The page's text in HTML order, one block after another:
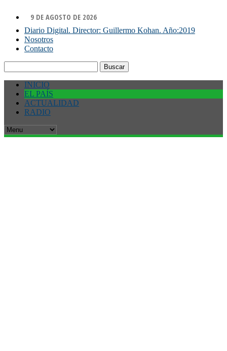
9 DE AGOSTO DE 2026
Diario Digital. Director: Guillermo Kohan. Año:2019
Nosotros
Contacto
INICIO
EL PAÍS
ACTUALIDAD
RADIO